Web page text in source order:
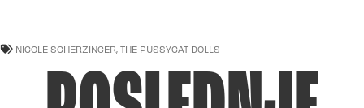
NICOLE SCHERZINGER, THE PUSSYCAT DOLLS